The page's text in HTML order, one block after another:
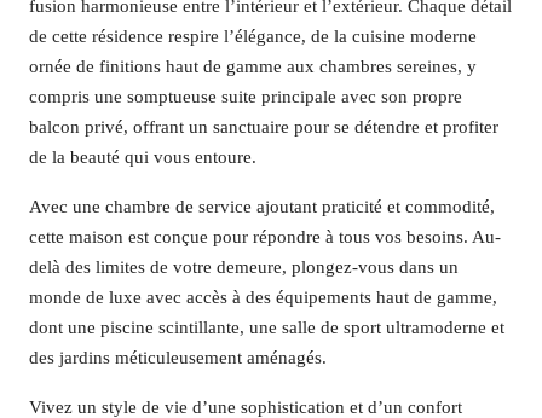
fusion harmonieuse entre l’intérieur et l’extérieur. Chaque détail
de cette résidence respire l’élégance, de la cuisine moderne
ornée de finitions haut de gamme aux chambres sereines, y
compris une somptueuse suite principale avec son propre
balcon privé, offrant un sanctuaire pour se détendre et profiter
de la beauté qui vous entoure.
Avec une chambre de service ajoutant praticité et commodité,
cette maison est conçue pour répondre à tous vos besoins. Au-
delà des limites de votre demeure, plongez-vous dans un
monde de luxe avec accès à des équipements haut de gamme,
dont une piscine scintillante, une salle de sport ultramoderne et
des jardins méticuleusement aménagés.
Vivez un style de vie d’une sophistication et d’un confort